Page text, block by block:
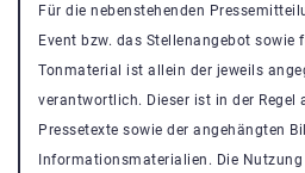
Für die nebenstehenden
Event bzw. das Stellenangebot sowie
Tonmaterial ist allein der jeweils
verantwortlich. Dieser ist in der Regel
Pressetexte sowie der angehängten
Informationsmaterialien. Die